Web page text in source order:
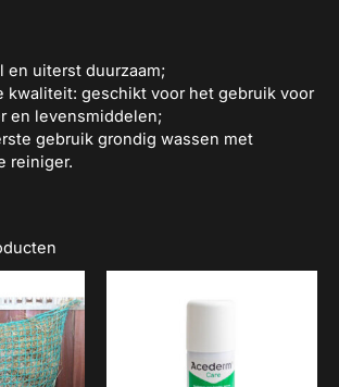
en uiterst duurzaam;
kwaliteit: geschikt voor het gebruik voor
en levensmiddelen;
gebruik grondig wassen met
reiniger.